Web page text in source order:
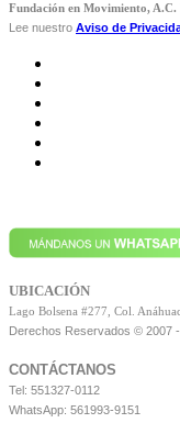
Fundación en Movimiento, A.C.
Lee nuestro Aviso de
UBICACIÓN
Lago Bolsena #277, Col.
Derechos Reservados © 2007
CONTÁCTANOS
Tel: 551327-0112
WhatsApp: 561993-9151